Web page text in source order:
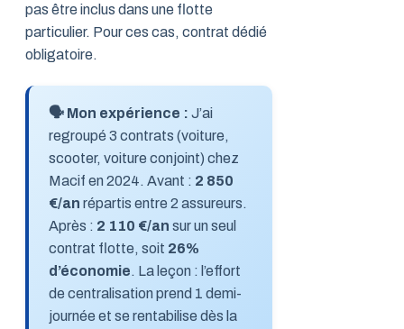
pas être inclus dans une flotte
particulier. Pour ces cas, contrat dédié
obligatoire.
🗣️ Mon expérience : J’ai
regroupé 3 contrats (voiture,
scooter, voiture conjoint) chez
Macif en 2024. Avant : 2 850
€/an répartis entre 2 assureurs.
Après : 2 110 €/an sur un seul
contrat flotte, soit 26%
d’économie. La leçon : l’effort
de centralisation prend 1 demi-
journée et se rentabilise dès la